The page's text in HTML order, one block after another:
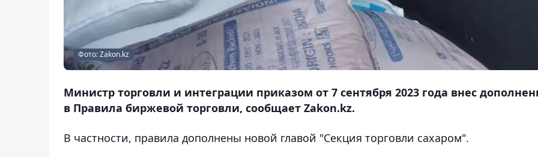
Фото: Zakon.kz
Министр торговли и интеграции приказом от 7 сентября 2023 года внес
в Правила биржевой торговли, сообщает Zakon.kz.
В частности, правила дополнены новой главой "Секция торговли сахаром".